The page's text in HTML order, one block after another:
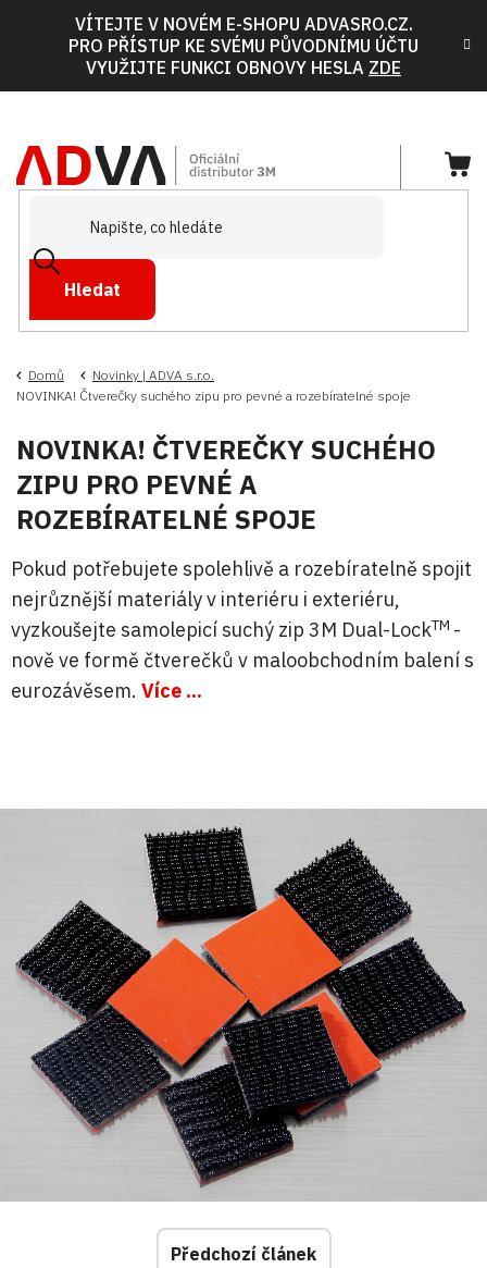
VÍTEJTE V NOVÉM E-SHOPU ADVASRO.CZ.
PRO PŘÍSTUP KE SVÉMU PŮVODNÍMU ÚČTU
VYUŽIJTE FUNKCI OBNOVY HESLA ZDE
Hledat
Domů
Novinky | ADVA s.r.o.
NOVINKA! Čtverečky suchého zipu pro pevné a rozebíratelné spoje
NOVINKA! ČTVEREČKY SUCHÉHO
ZIPU PRO PEVNÉ A
ROZEBÍRATELNÉ SPOJE
Pokud potřebujete spolehlivě a rozebíratelně spojit
nejrůznější materiály v interiéru i exteriéru,
vyzkoušejte samolepicí suchý zip 3M Dual-LockTM -
nově ve formě čtverečků v maloobchodním balení s
eurozávěsem. Více ...
Předchozí článek